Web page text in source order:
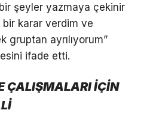
şeyler yazmaya çekinir
bir karar verdim ve
gruptan ayrılıyorum”
ifade etti.
ÇALIŞMALARI İÇİN